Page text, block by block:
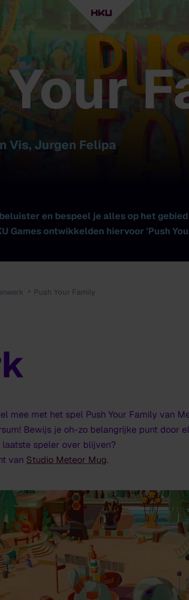
Vis, Jurgen Felipa
en bespeel je alles op het
Games ontwikkelden hiervoor 'Push
Push Your Family
mee met het spel Push Your Family van
Bewijs je oh-zo belangrijke punt door
speler over blijven?
van Studio Meteor Mug.